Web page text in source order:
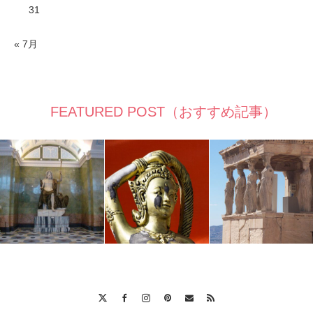
31
« 7月
FEATURED POST（おすすめ記事）
Instagram
Pinterest
Contact
RSS